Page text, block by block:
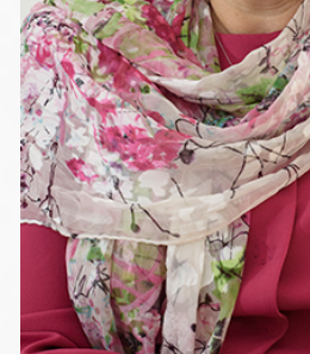
МАДЛЕНА ИСАК
Управител